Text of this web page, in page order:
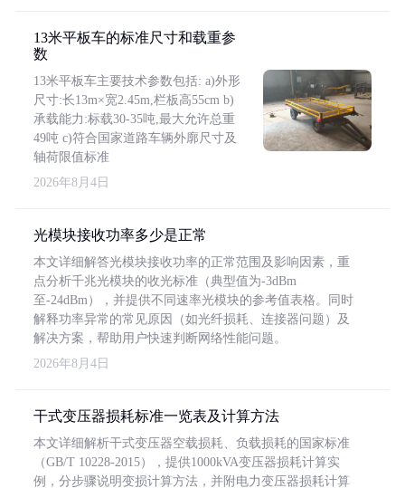
13米平板车的标准尺寸和载重参
数
13米平板车主要技术参数包括: a)外形
尺寸:长13m×宽2.45m,栏板高55cm b)
承载能力:标载30-35吨,最大允许总重
49吨 c)符合国家道路车辆外廓尺寸及
轴荷限值标准
2026年8月4日
光模块接收功率多少是正常
本文详细解答光模块接收功率的正常范围及影响因素，重
点分析千兆光模块的收光标准（典型值为-3dBm
至-24dBm），并提供不同速率光模块的参考值表格。同时
解释功率异常的常见原因（如光纤损耗、连接器问题）及
解决方案，帮助用户快速判断网络性能问题。
2026年8月4日
干式变压器损耗标准一览表及计算方法
本文详细解析干式变压器空载损耗、负载损耗的国家标准
（GB/T 10228-2015），提供1000kVA变压器损耗计算实
例，分步骤说明变损计算方法，并附电力变压器损耗计算